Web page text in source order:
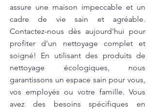
assure une maison impeccable et un
cadre de vie sain et agréable.
Contactez-nous dès aujourd'hui pour
profiter d'un nettoyage complet et
soigné! En utilisant des produits de
nettoyage écologiques, nous
garantissons un espace sain pour vous,
vos employés ou votre famille. Vous
avez des besoins spécifiques en